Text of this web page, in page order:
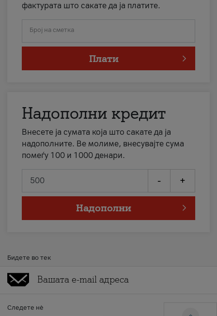
фактурата што сакате да ја платите.
Број на сметка
Плати
Надополни кредит
Внесете ја сумата која што сакате да ја
надополните. Ве молиме, внесувајте сума
помеѓу 100 и 1000 денари.
- +
Надополни
Бидете во тек
Следете нè